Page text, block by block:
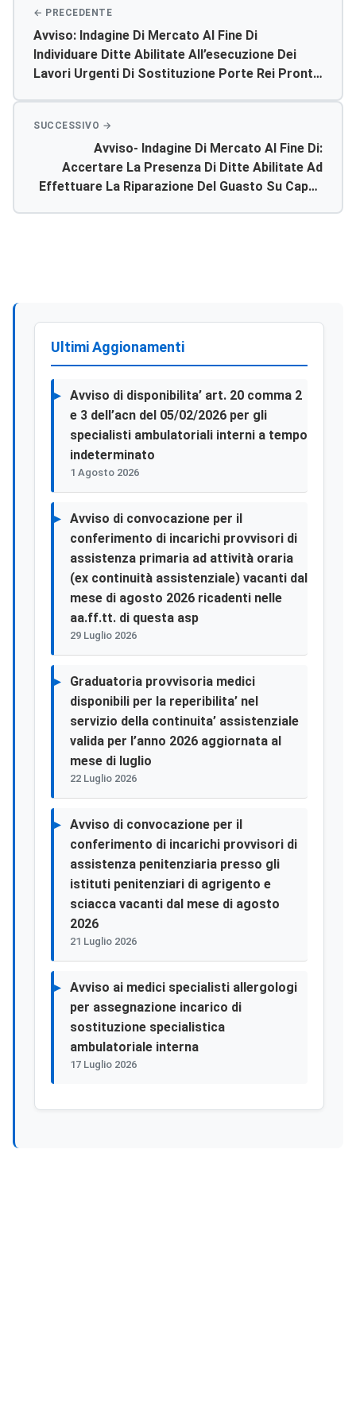
Avviso: Indagine Di Mercato Al Fine Di
Individuare Ditte Abilitate All’esecuzione Dei
Lavori Urgenti Di Sostituzione Porte Rei Pronto
Avviso- Indagine Di Mercato Al Fine Di:
Accertare La Presenza Di Ditte Abilitate Ad
Effettuare La Riparazione Del Guasto Su Cappe
Ultimi Aggionamenti
Avviso di disponibilita’ art. 20 comma 2
e 3 dell’acn del 05/02/2026 per gli
specialisti ambulatoriali interni a tempo
indeterminato
1 Agosto 2026
Avviso di convocazione per il
conferimento di incarichi provvisori di
assistenza primaria ad attività oraria
(ex continuità assistenziale) vacanti dal
mese di agosto 2026 ricadenti nelle
aa.ff.tt. di questa asp
29 Luglio 2026
Graduatoria provvisoria medici
disponibili per la reperibilita’ nel
servizio della continuita’ assistenziale
valida per l’anno 2026 aggiornata al
mese di luglio
22 Luglio 2026
Avviso di convocazione per il
conferimento di incarichi provvisori di
assistenza penitenziaria presso gli
istituti penitenziari di agrigento e
sciacca vacanti dal mese di agosto
2026
21 Luglio 2026
Avviso ai medici specialisti allergologi
per assegnazione incarico di
sostituzione specialistica
ambulatoriale interna
17 Luglio 2026